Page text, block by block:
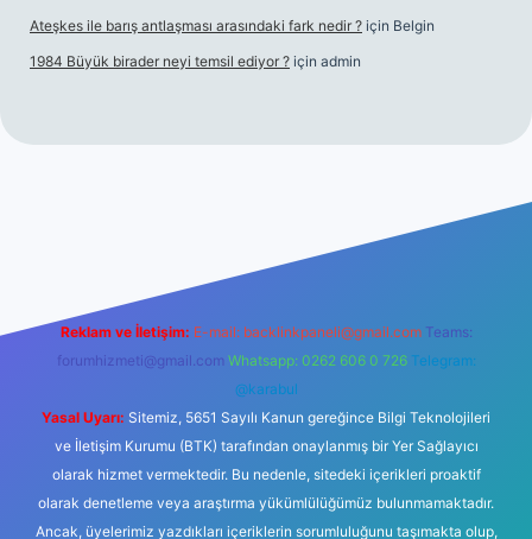
Ateşkes ile barış antlaşması arasındaki fark nedir ? için Belgin
1984 Büyük birader neyi temsil ediyor ? için admin
Reklam ve İletişim: E-mail: backlinkpaneli@gmail.com Teams:
forumhizmeti@gmail.com Whatsapp: 0262 606 0 726 Telegram:
@karabul
Yasal Uyarı: Sitemiz, 5651 Sayılı Kanun gereğince Bilgi Teknolojileri
ve İletişim Kurumu (BTK) tarafından onaylanmış bir Yer Sağlayıcı
olarak hizmet vermektedir. Bu nedenle, sitedeki içerikleri proaktif
olarak denetleme veya araştırma yükümlülüğümüz bulunmamaktadır.
Ancak, üyelerimiz yazdıkları içeriklerin sorumluluğunu taşımakta olup,